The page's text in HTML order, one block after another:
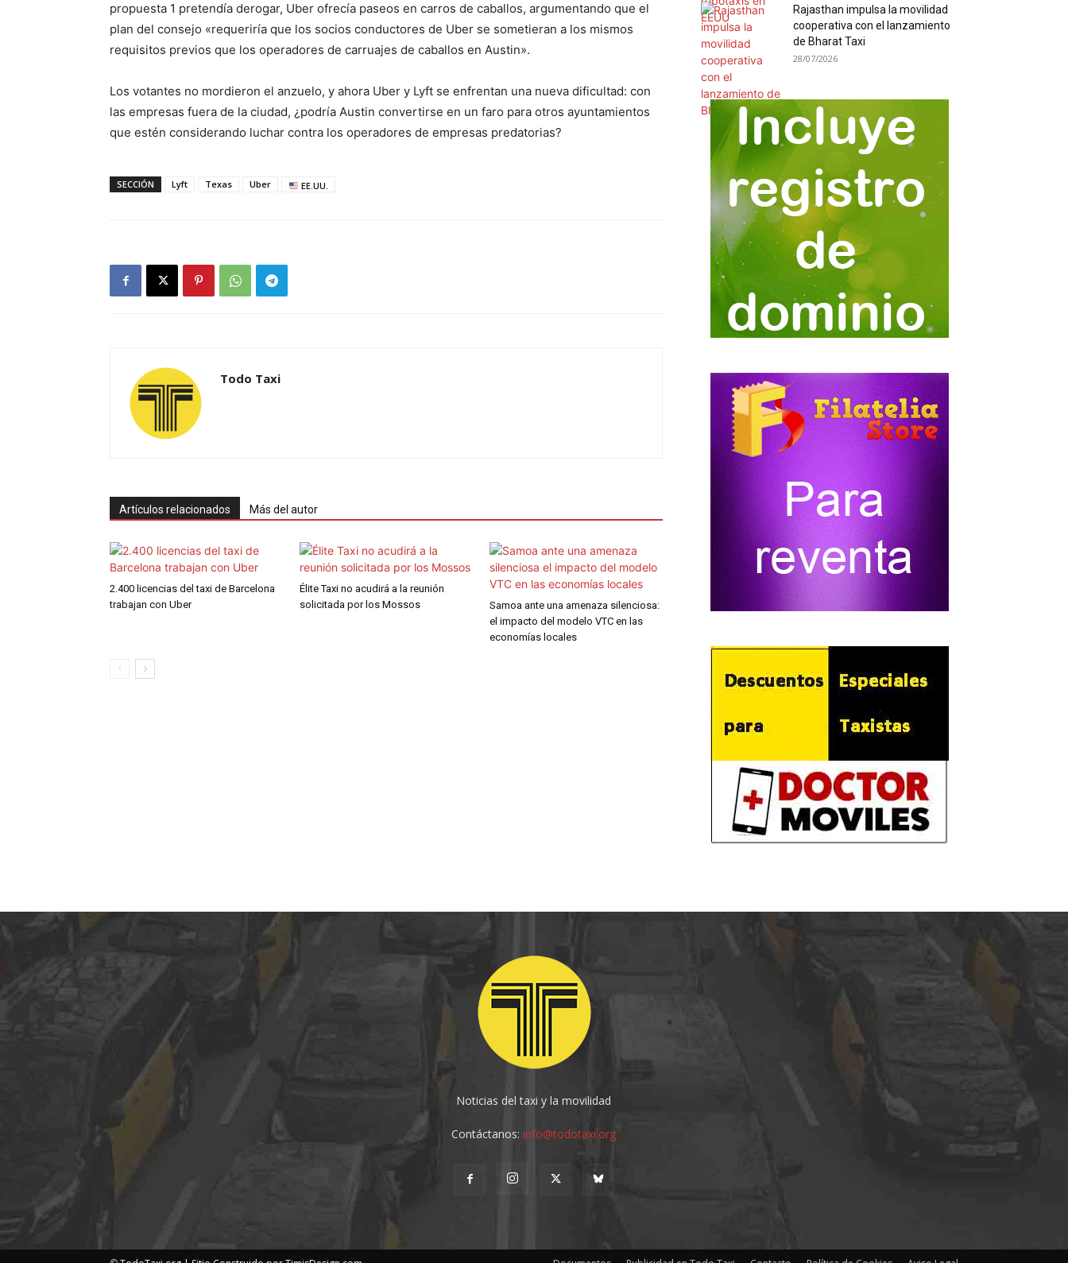
propuesta 1 pretendía derogar, Uber ofrecía paseos en carros de caballos, argumentando que el
plan del consejo «requeriría que los socios conductores de Uber se sometieran a los mismos
requisitos previos que los operadores de carruajes de caballos en Austin».
Los votantes no mordieron el anzuelo, y ahora Uber y Lyft se enfrentan una nueva dificultad: con
las empresas fuera de la ciudad, ¿podría Austin convertirse en un faro para otros ayuntamientos
que estén considerando luchar contra los operadores de empresas predatorias?
SECCIÓN Lyft Texas Uber EE.UU.
Todo Taxi
Artículos relacionados Más del autor
2.400 licencias del taxi de Barcelona
trabajan con Uber
Élite Taxi no acudirá a la reunión
solicitada por los Mossos
Samoa ante una amenaza silenciosa:
el impacto del modelo VTC en las
economías locales
Rajasthan impulsa la movilidad
cooperativa con el lanzamiento
de Bharat Taxi
28/07/2026
Noticias del taxi y la movilidad
Contáctanos:info@todotaxi.org